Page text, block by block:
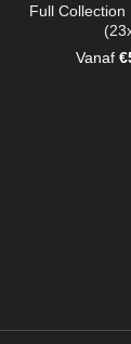
Full Collection
Vanaf€